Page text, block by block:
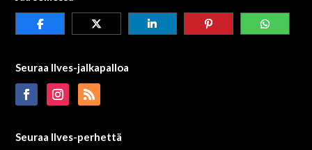
Seuraa Ilves-jalkapalloa
Seuraa Ilves-perhettä